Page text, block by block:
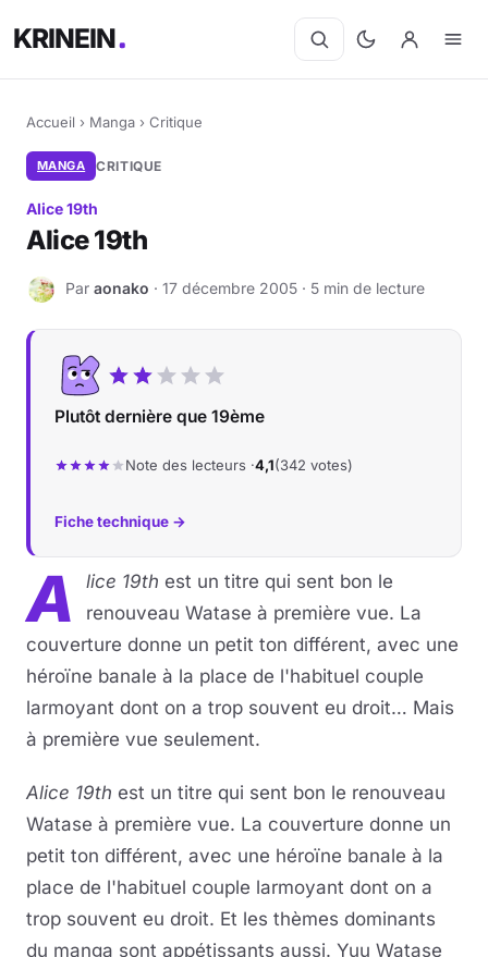
KRINEIN
Accueil › Manga › Critique
MANGA CRITIQUE
Alice 19th
Alice 19th
A Par aonako · 17 décembre 2005 · 5 min de lecture
Plutôt dernière que 19ème
Note des lecteurs ·4,1(342 votes)
Fiche technique →
A lice 19th est un titre qui sent bon le
renouveau Watase à première vue. La
couverture donne un petit ton différent, avec une
héroïne banale à la place de l'habituel couple
larmoyant dont on a trop souvent eu droit… Mais
à première vue seulement.
Alice 19th est un titre qui sent bon le renouveau
Watase à première vue. La couverture donne un
petit ton différent, avec une héroïne banale à la
place de l'habituel couple larmoyant dont on a
trop souvent eu droit. Et les thèmes dominants
du manga sont appétissants aussi. Yuu Watase